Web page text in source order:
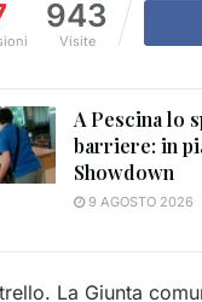
943
Visite
A Pescina lo
barriere: in
Showdown
9 AGOSTO 2026
La Giunta